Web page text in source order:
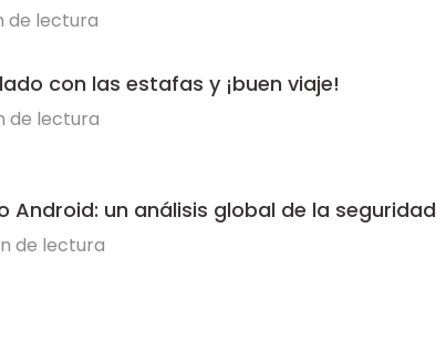
de lectura
con las estafas y ¡buen viaje!
de lectura
Android: un análisis global de la seguridad
de lectura